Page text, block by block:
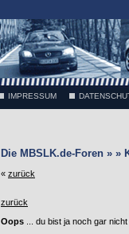
IMPRESSUM
Die MBSLK.de-Foren » »
« zurück
zurück
Oops ... du bist ja noch gar nicht